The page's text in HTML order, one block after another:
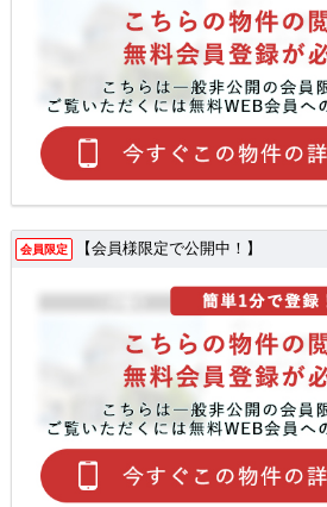
会員限定 【会員様限定で公開中！】